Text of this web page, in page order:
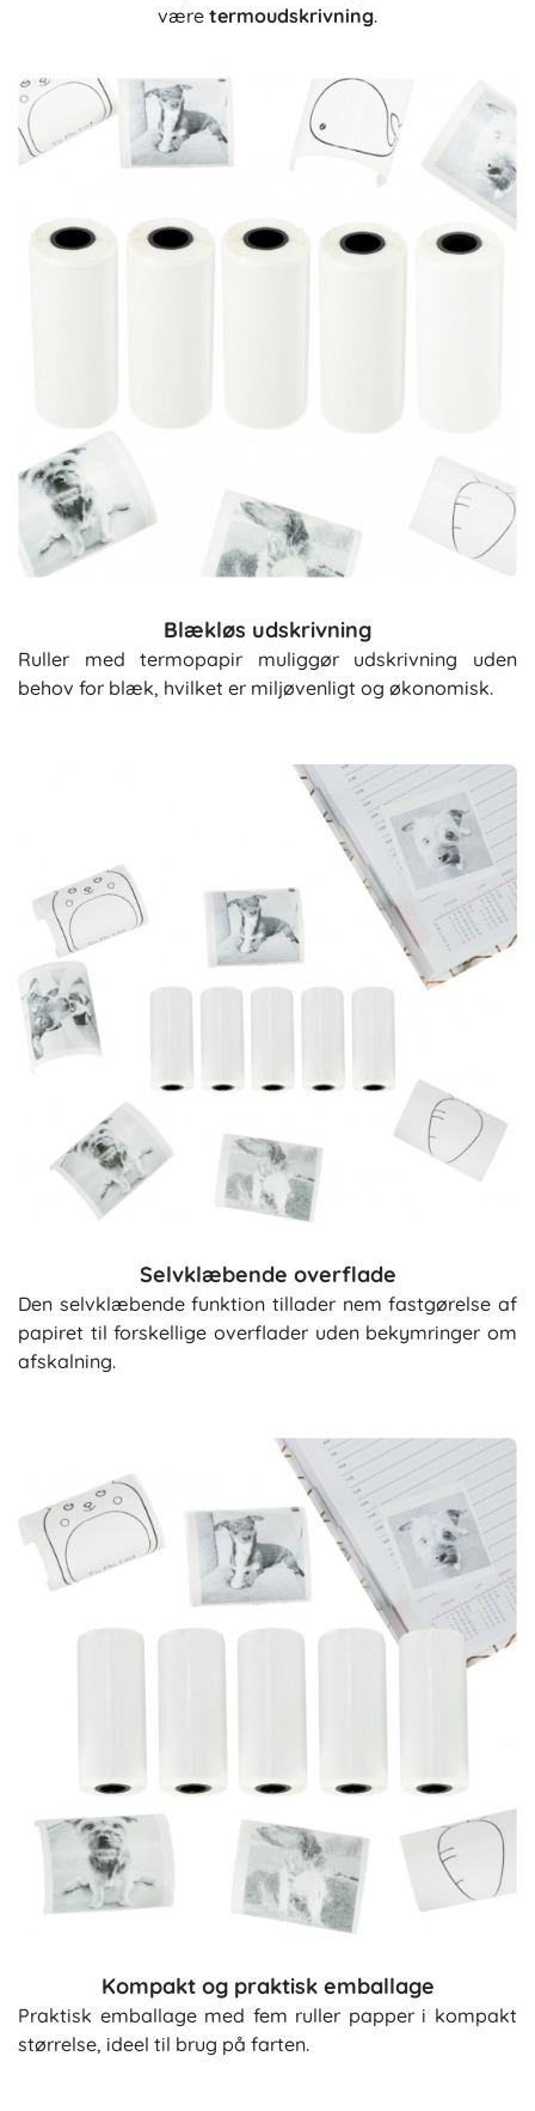
være termoudskrivning.
Blækløs udskrivning
Ruller med termopapir muliggør udskrivning uden
behov for blæk, hvilket er miljøvenligt og økonomisk.
Selvklæbende overflade
Den selvklæbende funktion tillader nem fastgørelse af
papiret til forskellige overflader uden bekymringer om
afskalning.
Kompakt og praktisk emballage
Praktisk emballage med fem ruller papper i kompakt
størrelse, ideel til brug på farten.